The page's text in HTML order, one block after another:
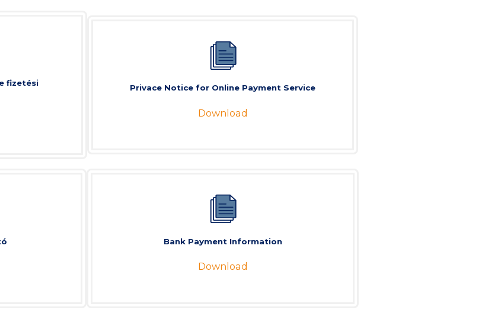
fizetési
Privace Notice for Online Payment Service
Download
Bank Payment Information
Download